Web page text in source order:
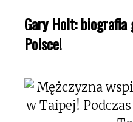
Gary Holt:
Polsce!